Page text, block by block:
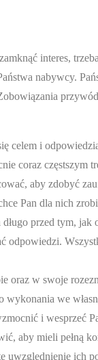
interes,
nabywcy.
celem i
coraz częstszym
aby zdobyć
Pan dla nich
przed tym, jak
odpowiedzi.
oraz w swoje
we
i wesprzeć
aby mieli pełną
uwzględnienie ich